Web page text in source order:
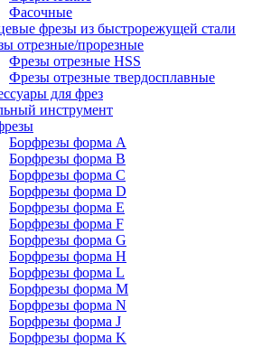
Фасочные
фрезы из быстрорежущей стали
отрезные/прорезные
Фрезы отрезные HSS
Фрезы отрезные твердосплавные
для фрез
инструмент
Борфрезы форма A
Борфрезы форма B
Борфрезы форма C
Борфрезы форма D
Борфрезы форма E
Борфрезы форма F
Борфрезы форма G
Борфрезы форма H
Борфрезы форма L
Борфрезы форма M
Борфрезы форма N
Борфрезы форма J
Борфрезы форма K